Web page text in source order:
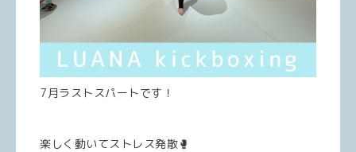
7月ラストスパートです！
楽しく動いてストレス発散🥊